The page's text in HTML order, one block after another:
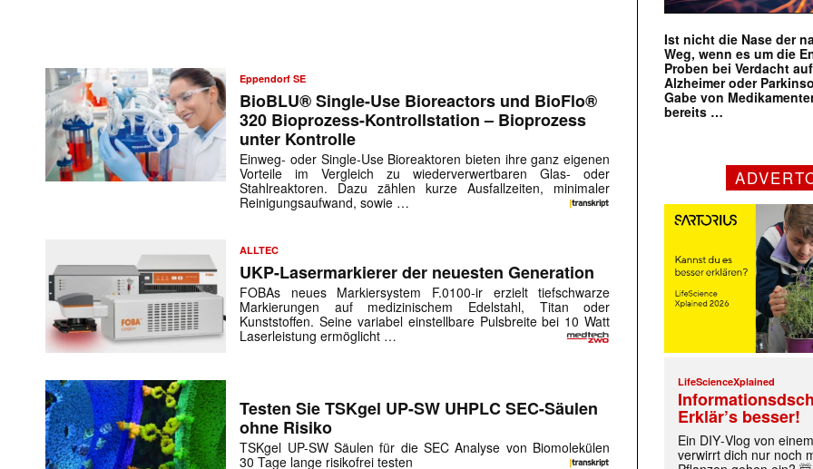
Eppendorf SE
BioBLU® Single-Use Bioreactors und BioFlo®
320 Bioprozess-Kontrollstation – Bioprozess
unter Kontrolle
Einweg- oder Single-Use Bioreaktoren bieten ihre ganz eigenen
Vorteile im Vergleich zu wiederverwertbaren Glas- oder
Stahlreaktoren. Dazu zählen kurze Ausfallzeiten, minimaler
Reinigungsaufwand, sowie …
ALLTEC
UKP-Lasermarkierer der neuesten Generation
FOBAs neues Markiersystem F.0100-ir erzielt tiefschwarze
Markierungen auf medizinischem Edelstahl, Titan oder
Kunststoffen. Seine variabel einstellbare Pulsbreite bei 10 Watt
Laserleistung ermöglicht …
Testen Sie TSKgel UP-SW UHPLC SEC-Säulen
ohne Risiko
TSKgel UP-SW Säulen für die SEC Analyse von Biomolekülen
30 Tage lange risikofrei testen
Ist nicht die Nase der
Weg, wenn es um die
Proben bei Verdacht
Alzheimer oder
Gabe von
bereits …
LifeScienceXplained
Erklär’s besser!
Ein DIY‑Vlog von
verwirrt dich nur noch